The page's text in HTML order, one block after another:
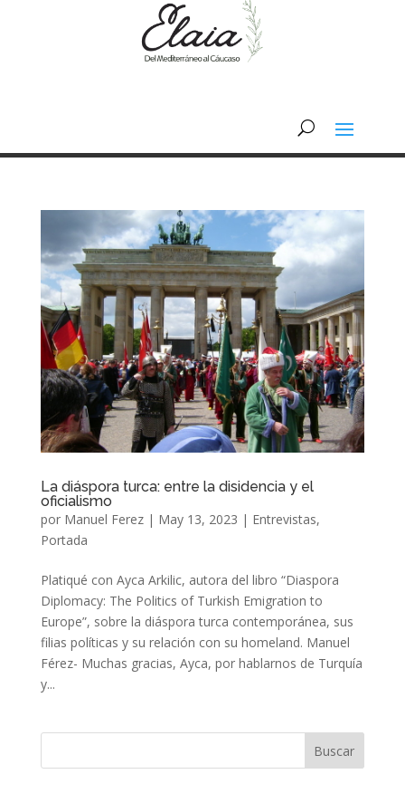
La diáspora turca: entre la disidencia y el
oficialismo
por Manuel Ferez| May 13, 2023 | Entrevistas,
Portada
Platiqué con Ayca Arkilic, autora del libro “Diaspora
Diplomacy: The Politics of Turkish Emigration to
Europe”, sobre la diáspora turca contemporánea, sus
filias políticas y su relación con su homeland. Manuel
Férez- Muchas gracias, Ayca, por hablarnos de Turquía
y...
Buscar